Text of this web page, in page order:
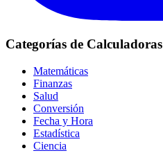
Categorías de Calculadoras
Matemáticas
Finanzas
Salud
Conversión
Fecha y Hora
Estadística
Ciencia